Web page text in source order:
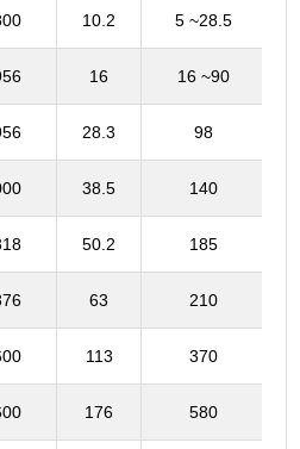
10.2 5 ~28.5
16 16 ~90
28.3 98
38.5 140
50.2 185
63 210
113 370
176 580